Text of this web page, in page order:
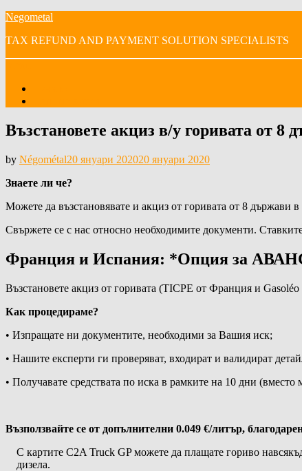
Skip
content
Negometal
TAX REFUND AND PAYMENT SOLUTION SPECIALISTS
Възстановете акциз в/у горивата от 8
by NégométalPosted
20 януари 202020 януари 2020
Знаете ли че?
Можете да възстановявате и акциз от горивата от 8 държави
Свържете се с нас относно необходимите документи.
Франция и Испания: *Опция за
Възстановете акциз от горивата (TICPE от Франция и
Как процедираме?
• Изпращате ни документите, необходими за Вашия иск;
• Нашите експерти ги проверяват, входират и валидират
• Получавате средствата по иска в рамките на 10 дни
Възползвайте се от допълнителни 0.049 €/литър,
С картите C2A Truck GP можете да плащате гориво
дизела.